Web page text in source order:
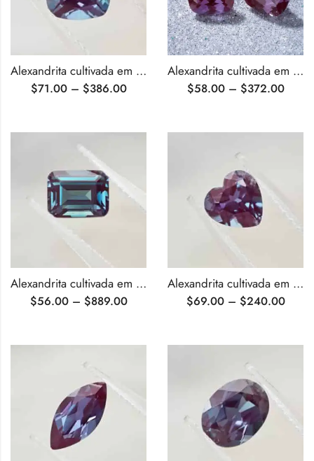
Alexandrita cultivada em laboratório com corte cushion certificado pela AGL
$71.00 – $386.00
Alexandrita cultivada em laboratório com almofada alongada certificada pela AGL
$58.00 – $372.00
Alexandrita cultivada em laboratório com lapidação esmeralda certificada pela AGL
$56.00 – $889.00
Alexandrita cultivada em laboratório com corte em coração certificado pela AGL
$69.00 – $240.00